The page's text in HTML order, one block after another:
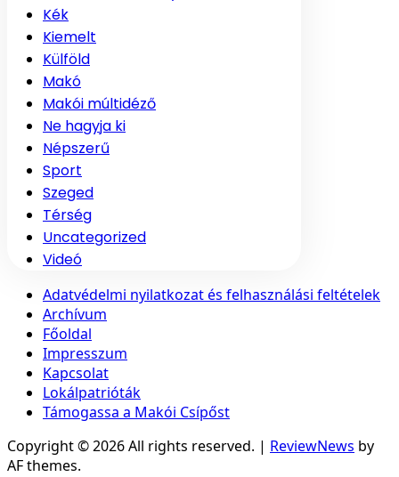
Kék
Kiemelt
Külföld
Makó
Makói múltidéző
Ne hagyja ki
Népszerű
Sport
Szeged
Térség
Uncategorized
Videó
Adatvédelmi nyilatkozat és felhasználási feltételek
Archívum
Főoldal
Impresszum
Kapcsolat
Lokálpatrióták
Támogassa a Makói Csípőst
Copyright © 2026 All rights reserved. | ReviewNews by
AF themes.